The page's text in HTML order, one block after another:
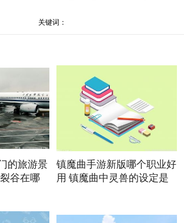
关键词：
的旅游景
谷在哪
镇魔曲手游新版哪个职业好
用 镇魔曲中灵兽的设定是